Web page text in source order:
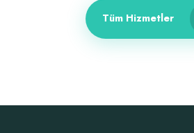
Tüm Hizmetler